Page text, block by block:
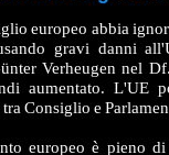
europeo abbia
gravi danni
Verheugen nel
aumentato. L'UE
Consiglio e
europeo è pieno